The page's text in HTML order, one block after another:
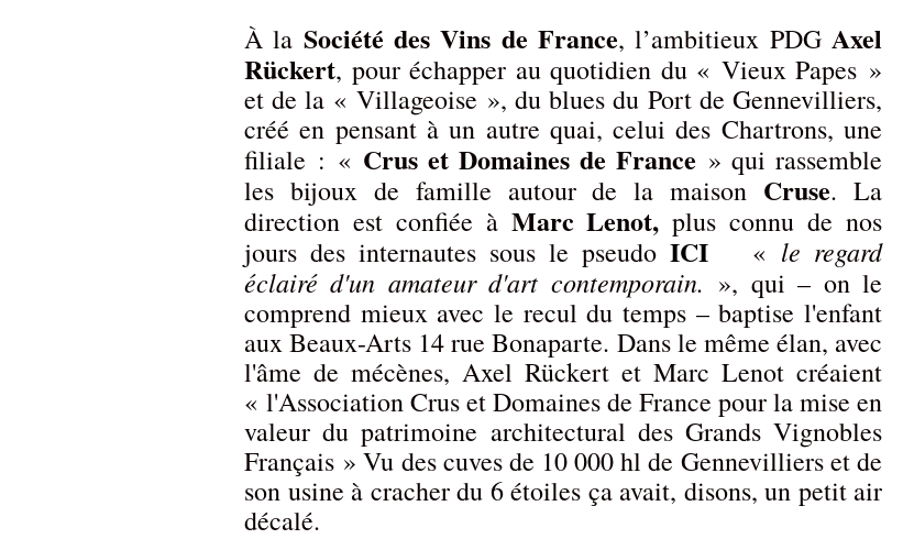
À la Société des Vins de France, l’ambitieux PDGAxel
Rückert, pour échapper au quotidien du « Vieux Papes »
et de la « Villageoise », du blues du Port de Gennevilliers,
créé en pensant à un autre quai, celui des Chartrons, une
filiale : « Crus et Domaines de France » qui rassemble
les bijoux de famille autour de la maison Cruse. La
direction est confiée à Marc Lenot, plus connu de nos
jours des internautes sous le pseudo ICI « le regard
éclairé d'un amateur d'art contemporain. », qui – on le
comprend mieux avec le recul du temps – baptise l'enfant
aux Beaux-Arts 14 rue Bonaparte. Dans le même élan, avec
l'âme de mécènes, Axel Rückert et Marc Lenot créaient
« l'Association Crus et Domaines de France pour la mise en
valeur du patrimoine architectural des Grands Vignobles
Français » Vu des cuves de 10 000 hl de Gennevilliers et de
son usine à cracher du 6 étoiles ça avait, disons, un petit air
décalé.